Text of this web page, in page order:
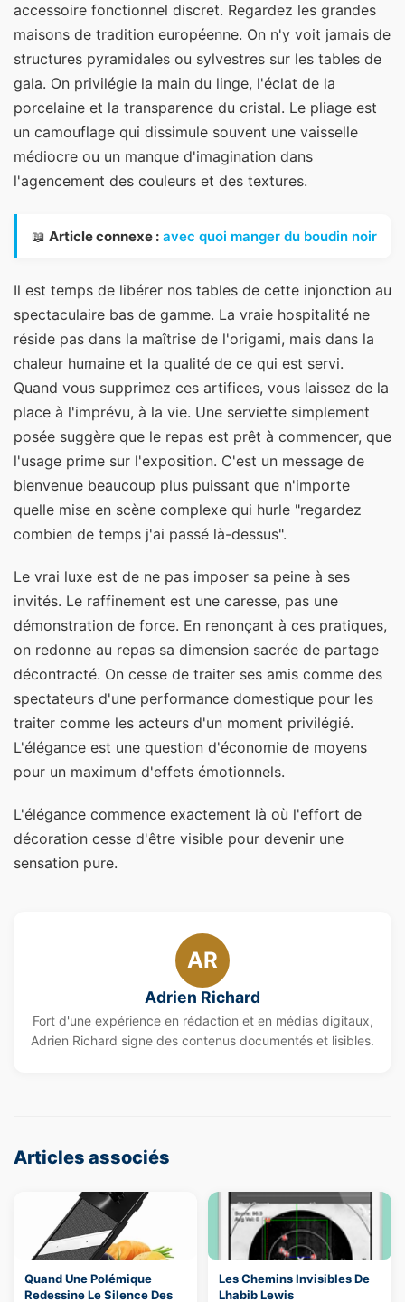
accessoire fonctionnel discret. Regardez les grandes
maisons de tradition européenne. On n'y voit jamais de
structures pyramidales ou sylvestres sur les tables de
gala. On privilégie la main du linge, l'éclat de la
porcelaine et la transparence du cristal. Le pliage est
un camouflage qui dissimule souvent une vaisselle
médiocre ou un manque d'imagination dans
l'agencement des couleurs et des textures.
📖 Article connexe : avec quoi manger du boudin noir
Il est temps de libérer nos tables de cette injonction au
spectaculaire bas de gamme. La vraie hospitalité ne
réside pas dans la maîtrise de l'origami, mais dans la
chaleur humaine et la qualité de ce qui est servi.
Quand vous supprimez ces artifices, vous laissez de la
place à l'imprévu, à la vie. Une serviette simplement
posée suggère que le repas est prêt à commencer, que
l'usage prime sur l'exposition. C'est un message de
bienvenue beaucoup plus puissant que n'importe
quelle mise en scène complexe qui hurle "regardez
combien de temps j'ai passé là-dessus".
Le vrai luxe est de ne pas imposer sa peine à ses
invités. Le raffinement est une caresse, pas une
démonstration de force. En renonçant à ces pratiques,
on redonne au repas sa dimension sacrée de partage
décontracté. On cesse de traiter ses amis comme des
spectateurs d'une performance domestique pour les
traiter comme les acteurs d'un moment privilégié.
L'élégance est une question d'économie de moyens
pour un maximum d'effets émotionnels.
L'élégance commence exactement là où l'effort de
décoration cesse d'être visible pour devenir une
sensation pure.
AR
Adrien Richard
Fort d'une expérience en rédaction et en médias digitaux,
Adrien Richard signe des contenus documentés et lisibles.
Articles associés
Quand Une Polémique
Redessine Le Silence Des
Les Chemins Invisibles De
Lhabib Lewis